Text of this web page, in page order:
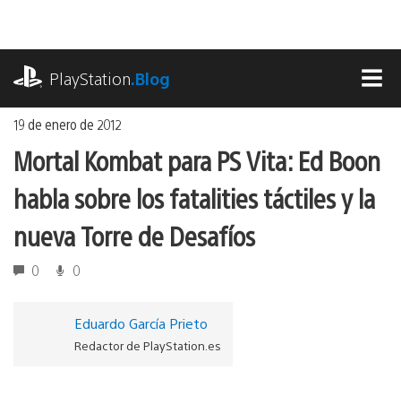
contenido
PlayStation.Blog
19 de enero de 2012
Mortal Kombat para PS Vita: Ed Boon
habla sobre los fatalities táctiles y la
nueva Torre de Desafíos
0 0
Eduardo García Prieto
Redactor de PlayStation.es